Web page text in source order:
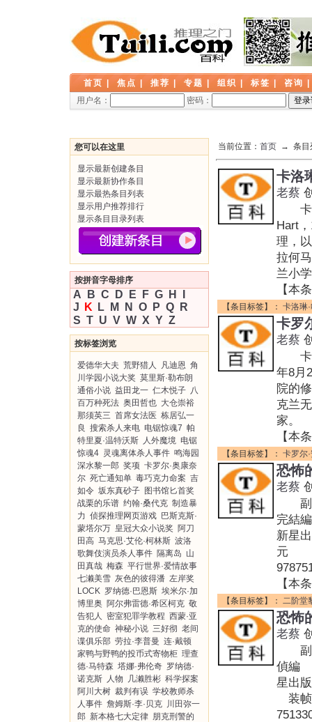
首页 焦点 推荐 专题 组织 标签 咨询
用户名：
密码：
您可以在这里
显示最新创建条目
显示最新协作条目
显示最热条目列表
显示用户推荐排行
显示条目目录列表
按拼音字母排序
A B C D E F G H
J
K L M N O P Q
R
S T U V W X Y Z
按标签浏览
爱德华大夫 荒野猎人 凡迪恩 角
川学园小说大奖 莫里斯·勒布朗
通俗小说 益田龙一 仁木悦子 八
百万种死法 奥田哲也 大仓崇裕
那须英三 首席女法医 栋居弘一
良 搜索杀人来电 电锯惊魂7 帕
特里夏·温特沃斯 人外魔境 电锯
惊魂4 灵魂离体杀人事件 鸣海园
深水黎一郎 奖项 卡罗尔·奥康奈
尔 死亡通知单 毒巧克力命案 吉
如令 坂东真砂子 图书馆匕首奖
战栗的乐谱 约翰·桑代克 制造暴
力 侦探推理网页游戏 巴斯克斯·
蒙塔尔万 皇冠大众小说奖 阿刀
田高 马克思·艾伦·柯林斯 波洛
歌舞伎演员杀人事件 隔离岛 山
田真哉 梅森 平行世界·爱情故事
七濑美雪 灰色的彼得潘 左岸奖
LOCK 罗纳德·巴恩斯 埃米尔·加
博里奥 阿尔弗雷德·希区柯克 敬
告犯人 密室犯罪学教程 西蒙·亚
克的使命 神秘小说 三好彻 老间
谍俱乐部 劳拉·李普曼 连·戴顿
家鸭与野鸭的投币式寄物柜 理查
德·马特森 塔娜·弗伦奇 罗纳德·
诺克斯 人物 几濑胜彬 科学探案
阿川大树 裁判有误 学校教师杀
人事件 詹姆斯·李·贝克 川田弥一
郎 新本格七大定律 朋克刑警的
当前位置： 首页 → 条目
卡洛
老蔡
卡洛
Hart
理，
拉何
兰小
【本
【条目标签】： 卡洛琳
卡罗
老蔡
卡罗
年8月
院的
克兰
家
【本
【条目标签】： 卡罗尔
恐怖
老蔡
副
完結
新星
元
【本
【条目标签】： 二阶堂
恐怖
老蔡
副
偵編
星出
装